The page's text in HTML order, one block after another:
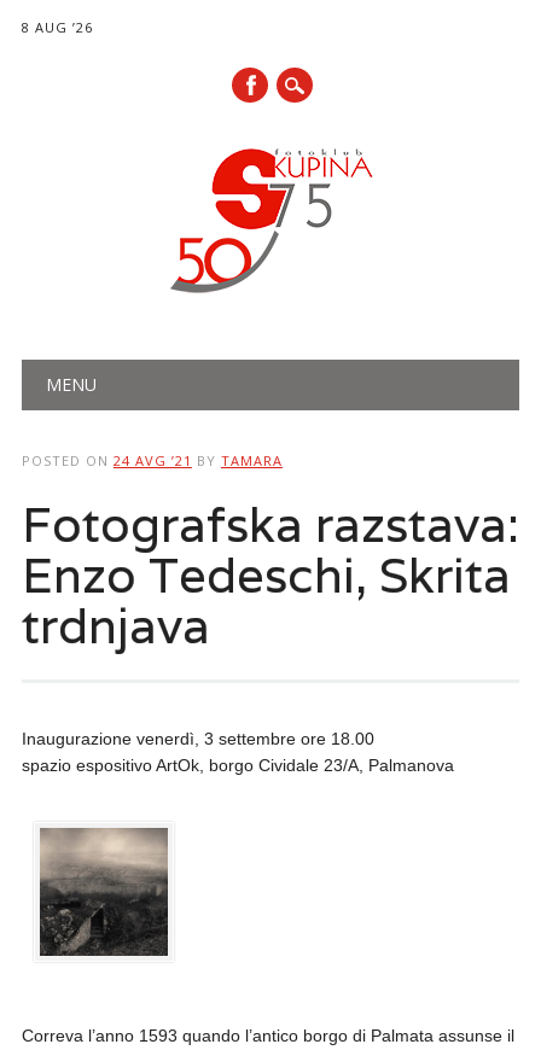
8 AUG ’26
Main menu
MENU
POSTED ON 24 AVG ’21 BY TAMARA
Fotografska razstava:
Enzo Tedeschi, Skrita
trdnjava
Inaugurazione venerdì, 3 settembre ore 18.00
spazio espositivo ArtOk, borgo Cividale 23/A, Palmanova
Correva l’anno 1593 quando l’antico borgo di Palmata assunse il